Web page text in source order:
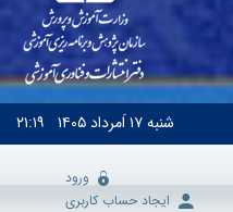
شنبه۱۷ اَمرداد ۱۴۰۵ ۲۱:۱۹
ورود
ایجاد حساب کاربری